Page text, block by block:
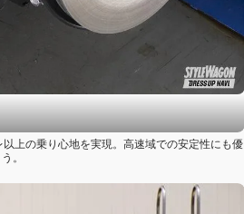
上の乗り心地を実現。高速域での安定性にも優
。